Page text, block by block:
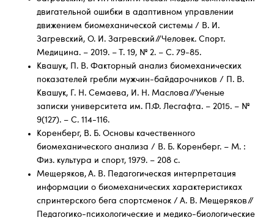
двигательной ошибки в адаптивном управлении
движением биомеханической системы / В. И.
Загревский, О. И. Загревский // Человек. Спорт.
Медицина. – 2019. – Т. 19, № 2. – С. 79-85.
Квашук, П. В. Факторный анализ биомеханических
показателей гребли мужчин-байдарочников / П. В.
Квашук, Г. Н. Семаева, И. Н. Маслова // Ученые
записки университета им. П.Ф. Лесгафта. – 2015. – №
9(127). – С. 114-116.
Коренберг, В. Б. Основы качественного
биомеханического анализа / В. Б. Коренберг. – М. :
Физ. культура и спорт, 1979. – 208 с.
Мещеряков, А. В. Педагогическая интерпретация
информации о биомеханических характеристиках
спринтерского бега спортсменок / А. В. Мещеряков //
Педагогико-психологические и медико-биологические